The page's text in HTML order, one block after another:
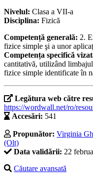
Nivelul: Clasa a VII-a
Disciplina: Fizică
Competență generală: 2.
fizice simple şi a unor
Competența specifică
cantitativă, utilizând
fizice simple identificate în
Legătura web către
https://wordwall.net/ro/
Accesări: 541
Propunător: Virginia
(Olt)
Data validării: 22
Căutare avansată